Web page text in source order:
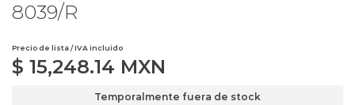
8039/R
Precio de lista / IVA incluido
$ 15,248.14 MXN
Temporalmente fuera de stock